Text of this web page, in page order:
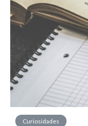
Curiosidades